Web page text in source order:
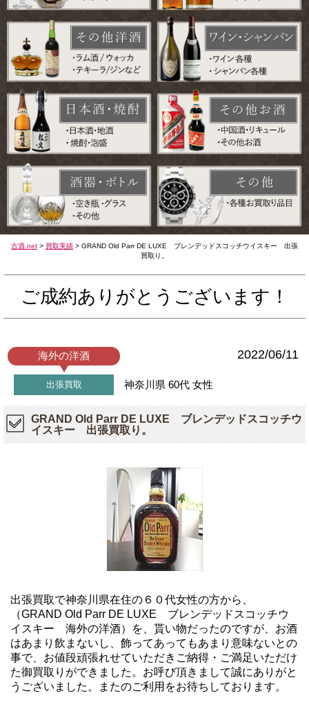
古酒.net > 買取実績 > GRAND Old Parr DE LUXE ブレンデッドスコッチウイスキー 出張
買取り。
ご成約ありがとうございます！
海外の洋酒 2022/06/11
出張買取 神奈川県 60代 女性
GRAND Old Parr DE LUXE ブレンデッドスコッチウ
イスキー 出張買取り。
出張買取で神奈川県在住の６０代女性の方から、
（GRAND Old Parr DE LUXE ブレンデッドスコッチウ
イスキー 海外の洋酒）を、貰い物だったのですが、お酒
はあまり飲まないし、飾ってあってもあまり意味ないとの
事で、お値段頑張れせていただきご納得・ご満足いただけ
た御買取りができました。お呼び頂きまして誠にありがと
うございました。またのご利用をお待ちしております。